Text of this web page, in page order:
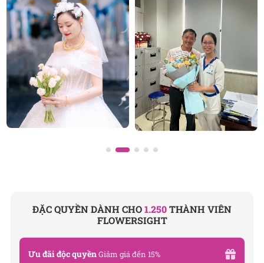
Sài Gònvà toàn quốc với dịch vụ giao nhanh, đúng
hẹn. Mỗi sản phẩm là một tác phẩm nghệ thuật
được thiết kế bởi đội ngũ chuyên nghiệp, trong đó có
nhà thiết kế Thanh Thủy Florist.
Chúng tôi tự hào mang đến bộ sưu tập hoa tươi
phong phú cho mọi dịp: từ hoa sinh nhật,hoa khai
trương,hoa chia buồn,vòng hoa đám tang, đặc biệt
là các mẫu hoa
lan hồ điệp được chăm chút kỹ
Nhuận, TP.HCM
Nhuận, TP.HCM
ĐẶC QUYỀN DÀNH CHO1.250THÀNH VIÊN
FLOWERSIGHT
Ưu đãi độc quyềnGiảm giá đến 15%